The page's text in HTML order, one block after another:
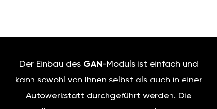
Der Einbau des GAN -Moduls ist einfach und
kann sowohl von Ihnen selbst als auch in einer
Autowerkstatt durchgeführt werden. Die